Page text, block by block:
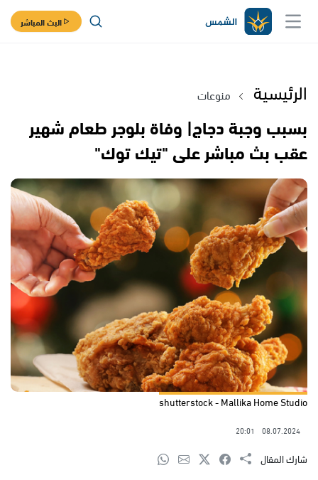
البث المباشر
الرئيسية منوعات
بسبب وجبة دجاج| وفاة بلوجر طعام شهير
عقب بث مباشر على "تيك توك"
shutterstock - Mallika Home Studio
08.07.2024
20:01
شارك المقال